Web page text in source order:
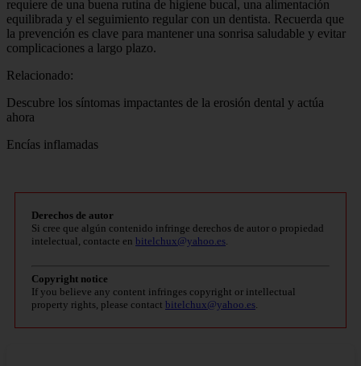
requiere de una buena rutina de higiene bucal, una alimentación
equilibrada y el seguimiento regular con un dentista. Recuerda que
la prevención es clave para mantener una sonrisa saludable y evitar
complicaciones a largo plazo.
Relacionado:
Descubre los síntomas impactantes de la erosión dental y actúa
ahora
Encías inflamadas
Derechos de autor
Si cree que algún contenido infringe derechos de autor o propiedad
intelectual, contacte en bitelchux@yahoo.es
Copyright notice
If you believe any content infringes copyright or intellectual
property rights, please contact bitelchux@yahoo.es